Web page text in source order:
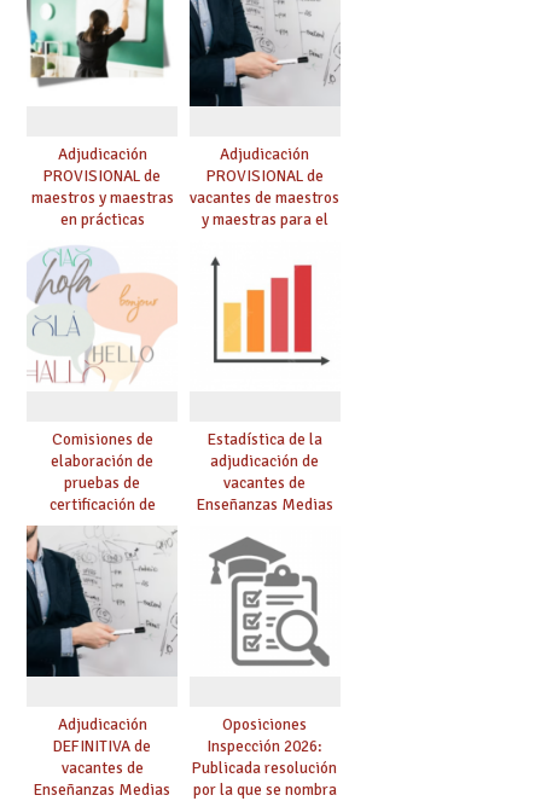
Adjudicación
PROVISIONAL de
maestros y maestras
en prácticas
Adjudicación
PROVISIONAL de
vacantes de maestros
y maestras para el
Comisiones de
elaboración de
pruebas de
certificación de
competencia
lingüística: publicada
resolución definitiva
Estadística de la
adjudicación de
vacantes de
Enseñanzas Medias
Adjudicación
DEFINITIVA de
vacantes de
Enseñanzas Medias
Oposiciones
Inspección 2026:
Publicada resolución
por la que se nombra